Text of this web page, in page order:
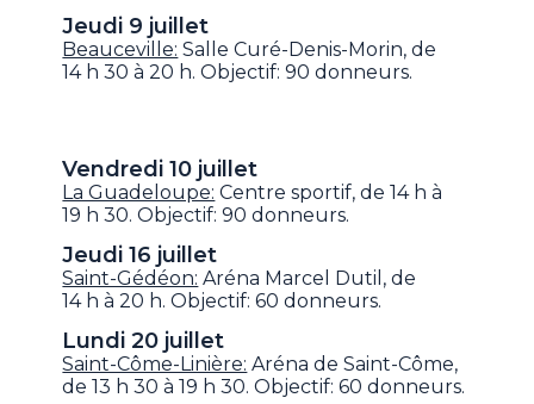
Jeudi 9 juillet
Beauceville: Salle Curé-Denis-Morin, de
14 h 30 à 20 h. Objectif: 90 donneurs.
Vendredi 10 juillet
La Guadeloupe: Centre sportif, de 14 h à
19 h 30. Objectif: 90 donneurs.
Jeudi 16 juillet
Saint-Gédéon: Aréna Marcel Dutil, de
14 h à 20 h. Objectif: 60 donneurs.
Lundi 20 juillet
Saint-Côme-Linière: Aréna de Saint-Côme,
de 13 h 30 à 19 h 30. Objectif: 60 donneurs.